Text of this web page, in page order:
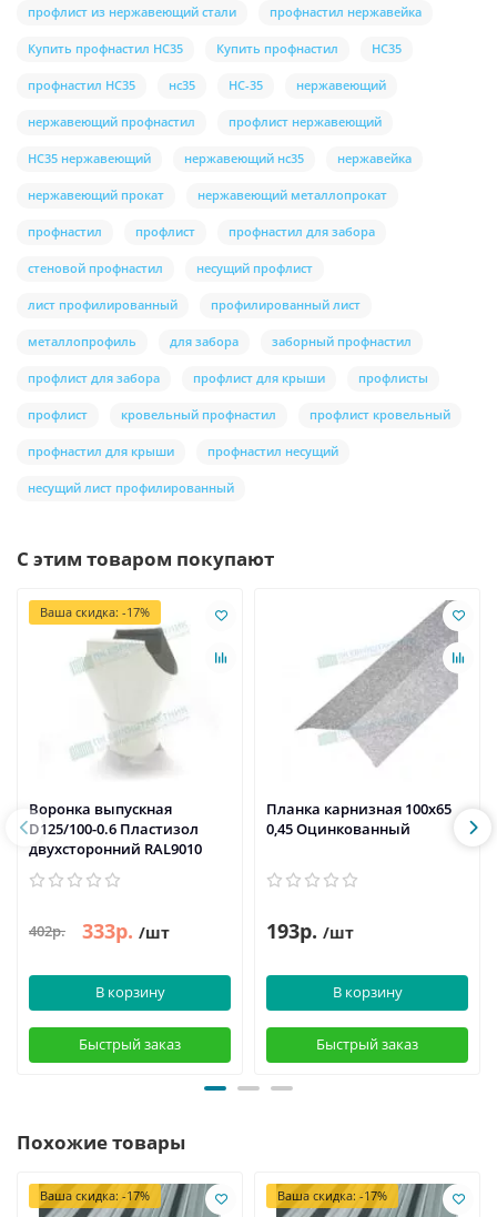
профлист из нержавеющий стали профнастил нержавейка
Купить профнастил НС35 Купить профнастил НС35
профнастил НС35 нс35 НС-35 нержавеющий
нержавеющий профнастил профлист нержавеющий
НС35 нержавеющий нержавеющий нс35 нержавейка
нержавеющий прокат нержавеющий металлопрокат
профнастил профлист профнастил для забора
стеновой профнастил несущий профлист
лист профилированный профилированный лист
металлопрофиль для забора заборный профнастил
профлист для забора профлист для крыши профлисты
профлист кровельный профнастил профлист кровельный
профнастил для крыши профнастил несущий
несущий лист профилированный
С этим товаром покупают
Ваша скидка: -17%
Воронка выпускная
D125/100-0.6 Пластизол
двухсторонний RAL9010
402р. 333р. /шт
В корзину
Быстрый заказ
Планка карнизная 100х65
0,45 Оцинкованный
193р. /шт
В корзину
Быстрый заказ
Похожие товары
Ваша скидка: -17% Ваша скидка: -17%